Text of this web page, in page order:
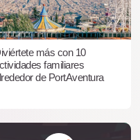
más con 10
familiares
de PortAventura